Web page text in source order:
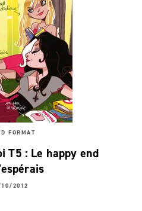
FORMAT
T5 : Le happy end
2012